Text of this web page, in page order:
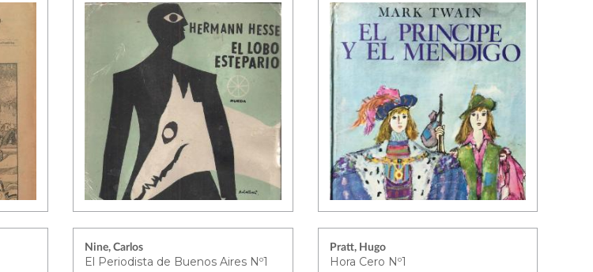
Nine, Carlos
El Periodista de Buenos Aires Nº1
Pratt, Hugo
Hora Cero Nº1